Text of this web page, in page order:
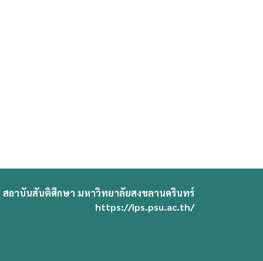
สถาบันสันติศึกษา มหาวิทยาลัยสงขลานครินทร์
https://ips.psu.ac.th/